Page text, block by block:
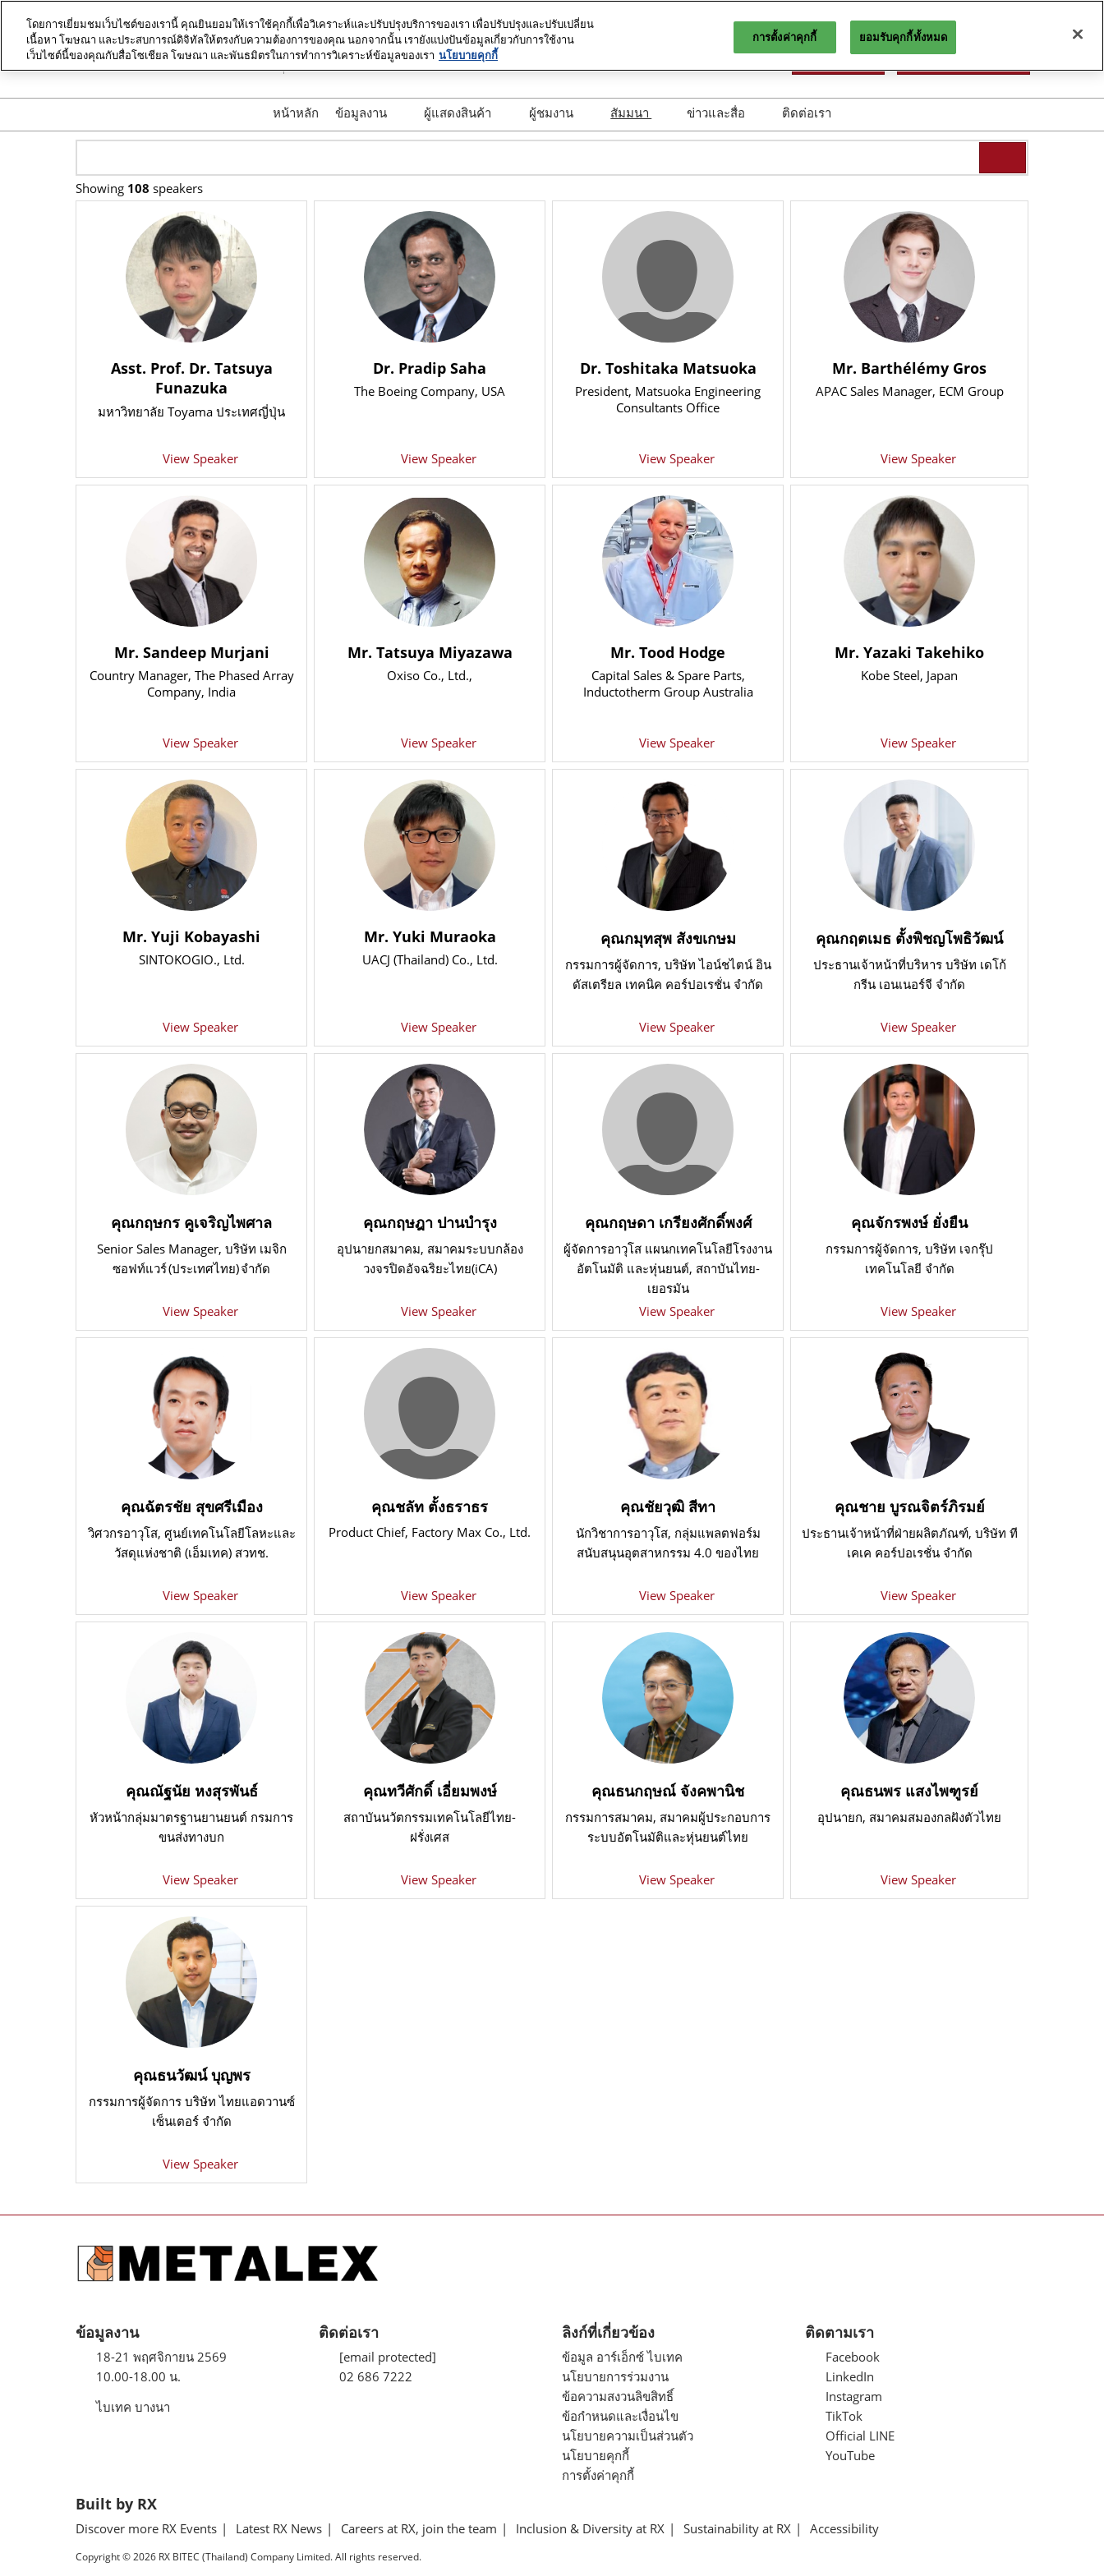
to
content
18-21 พฤศจิกายน 2569
ไบเทค บางนา
ภาษาไทย
ภาษาไทย
สำรองพื้นที่ ลงทะเบียนล่วงหน้า
หน้าหลัก ข้อมูลงาน
ดาวน์โหลดข้อมูลงาน
ข้อมูลผู้จัดงาน
ผู้แสดงสินค้า
สำรองพื้นที่
Exhibitor Hub
โครงการส่งเสริมผู้ประกอบ
การผ่านระบบ BDS
Future Tech
ผู้ชมงาน
ลงทะเบียนชมงานล่วงหน้า
ค้นหาผู้แสดงสินค้า
ค้นหาสินค้า
สัมมนา
session detail
Speaker Directory
ข่าวและสื่อ
อ่าน eNewsletter ย้อนหลัง
สมัครรับ eNewsletter
ติดต่อเรา
Showing 108 speakers
Asst. Prof. Dr. Tatsuya
Funazuka
มหาวิทยาลัย Toyama ประเทศญี่ปุ่น
View Speaker
Dr. Pradip Saha
The Boeing Company, USA
View Speaker
Dr. Toshitaka Matsuoka
President, Matsuoka Engineering
Consultants Office
View Speaker
Mr. Barthélémy Gros
APAC Sales Manager, ECM Group
View Speaker
Mr. Sandeep Murjani
Country Manager, The Phased Array
Company, India
View Speaker
Mr. Tatsuya Miyazawa
Oxiso Co., Ltd.,
View Speaker
Mr. Tood Hodge
Capital Sales & Spare Parts,
Inductotherm Group Australia
View Speaker
Mr. Yazaki Takehiko
Kobe Steel, Japan
View Speaker
Mr. Yuji Kobayashi
SINTOKOGIO., Ltd.
View Speaker
Mr. Yuki Muraoka
UACJ (Thailand) Co., Ltd.
View Speaker
คุณกมุทสุพ สังขเกษม
กรรมการผู้จัดการ, บริษัท ไอน์ชไตน์ อิน
ดัสเตรียล เทคนิค คอร์ปอเรชั่น จำกัด
View Speaker
คุณกฤตเมธ ตั้งพิชญโพธิวัฒน์
ประธานเจ้าหน้าที่บริหาร บริษัท เดโก้
กรีน เอนเนอร์จี จำกัด
View Speaker
คุณกฤษกร คูเจริญไพศาล
Senior Sales Manager, บริษัท เมจิก
ซอฟท์แวร์ (ประเทศไทย) จำกัด
View Speaker
คุณกฤษฎา ปานบำรุง
อุปนายกสมาคม, สมาคมระบบกล้อง
วงจรปิดอัจฉริยะไทย(iCA)
View Speaker
คุณกฤษดา เกรียงศักดิ์พงศ์
ผู้จัดการอาวุโส แผนกเทคโนโลยีโรงงาน
อัตโนมัติ และหุ่นยนต์, สถาบันไทย-
เยอรมัน
View Speaker
คุณจักรพงษ์ ยั่งยืน
กรรมการผู้จัดการ, บริษัท เจกรุ๊ป
เทคโนโลยี จำกัด
View Speaker
คุณฉัตรชัย สุขศรีเมือง
วิศวกรอาวุโส, ศูนย์เทคโนโลยีโลหะและ
วัสดุแห่งชาติ (เอ็มเทค) สวทช.
View Speaker
คุณชลัท ตั้งธราธร
Product Chief, Factory Max Co., Ltd.
View Speaker
คุณชัยวุฒิ สีทา
นักวิชาการอาวุโส, กลุ่มแพลตฟอร์ม
สนับสนุนอุตสาหกรรม 4.0 ของไทย
View Speaker
คุณชาย บูรณจิตร์ภิรมย์
ประธานเจ้าหน้าที่ฝ่ายผลิตภัณฑ์, บริษัท ที
เคเค คอร์ปอเรชั่น จํากัด
View Speaker
คุณณัฐนัย หงสุรพันธ์
หัวหน้ากลุ่มมาตรฐานยานยนต์ กรมการ
ขนส่งทางบก
View Speaker
คุณทวีศักดิ์ เอี่ยมพงษ์
สถาบันนวัตกรรมเทคโนโลยีไทย-
ฝรั่งเศส
View Speaker
คุณธนกฤษณ์ จังคพานิช
กรรมการสมาคม, สมาคมผู้ประกอบการ
ระบบอัตโนมัติและหุ่นยนต์ไทย
View Speaker
คุณธนพร แสงไพฑูรย์
อุปนายก, สมาคมสมองกลฝังตัวไทย
View Speaker
คุณธนวัฒน์ บุญพร
กรรมการผู้จัดการ บริษัท ไทยแอดวานซ์
เซ็นเตอร์ จำกัด
View Speaker
ข้อมูลงาน
18-21 พฤศจิกายน 2569
10.00-18.00 น.
ไบเทค บางนา
ติดต่อเรา
[email protected]
02 686 7222
ลิงก์ที่เกี่ยวข้อง
ข้อมูล อาร์เอ็กซ์ ไบเทค
นโยบายการร่วมงาน
ข้อความสงวนลิขสิทธิ์
ข้อกำหนดและเงื่อนไข
นโยบายความเป็นส่วนตัว
นโยบายคุกกี้
การตั้งค่าคุกกี้
ติดตามเรา
Facebook
LinkedIn
Instagram
TikTok
Official LINE
YouTube
Built by RX
Discover more RX Events Latest RX News Careers at RX, join the team Inclusion & Diversity at RX Sustainability at RX Accessibility
Copyright © 2026 RX BITEC (Thailand) Company Limited. All rights reserved.
โดยการเยี่ยมชมเว็บไซต์ของเรานี้ คุณยินยอมให้เราใช้คุกกี้เพื่อวิเคราะห์และปรับปรุงบริการของเรา เพื่อปรับปรุงและปรับเปลี่ยน
เนื้อหา โฆษณา และประสบการณ์ดิจิทัลให้ตรงกับความต้องการของคุณ นอกจากนั้น เรายังแบ่งปันข้อมูลเกี่ยวกับการใช้งาน
เว็บไซต์นี้ของคุณกับสื่อโซเชียล โฆษณา และพันธมิตรในการทำการวิเคราะห์ข้อมูลของเรา นโยบายคุกกี้
การตั้งค่าคุกกี้ ยอมรับคุกกี้ทั้งหมด